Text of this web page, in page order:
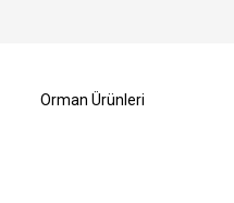
Orman Ürünleri